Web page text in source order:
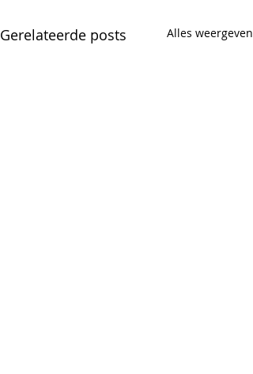
Gerelateerde posts Alles weergeven